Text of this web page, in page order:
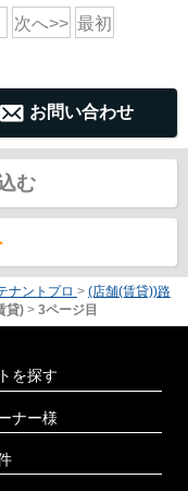
次へ>> 最初
お問い合わせ
む
ナントプロ > (店舗(賃貸))路
貸) > 3ページ目
を探す
ナー様